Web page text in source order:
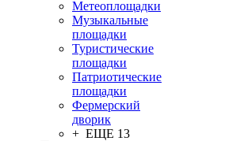
Метеоплощадки
Музыкальные
площадки
Туристические
площадки
Патриотические
площадки
Фермерский
дворик
+ ЕЩЕ 13